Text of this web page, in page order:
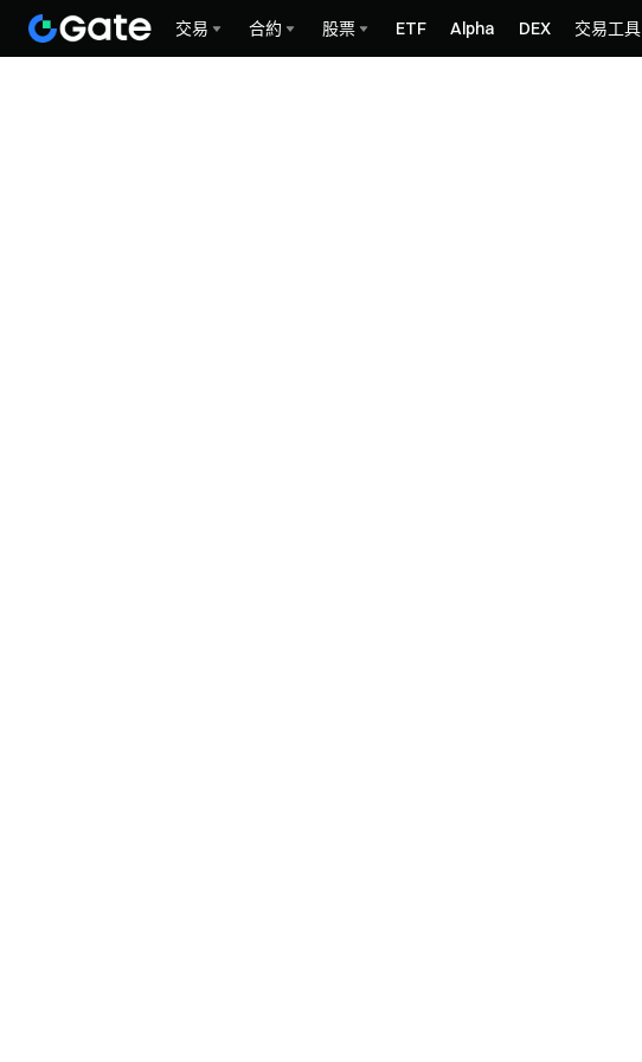
交易 合約 股票 ETF Alpha DEX 交易工具